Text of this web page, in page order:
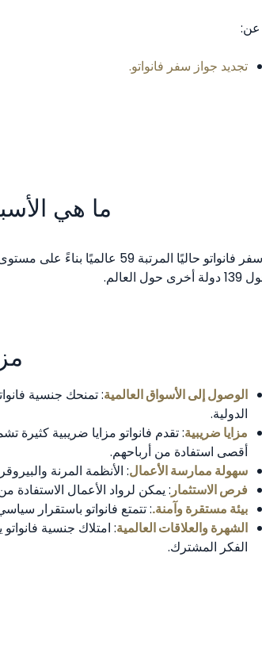
عن:
تجديد جواز سفر فانواتو.
ما هي
الوصول إلى الأسواق العالمية:
الدولية.
مزايا ضريبية:تقدم فانواتو مزايا ضريبية
أقصى استفادة من أرباحهم.
سهولة ممارسة الأعمال: الأنظمة المرنة
فرص الاستثمار:يمكن لرواد الأعمال
بيئة مستقرة وآمنة.:تتمتع فانواتو باستقرار
الشهرة والعلاقات العالمية: امتلاك جنسية
الفكر المشترك.